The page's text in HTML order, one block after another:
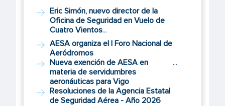
Eric Simón, nuevo director de la
Oficina de Seguridad en Vuelo de
Cuatro Vientos...
AESA organiza el I Foro Nacional de
Aeródromos
Nueva exención de AESA en
materia de servidumbres
aeronáuticas para Vigo
...
Resoluciones de la Agencia Estatal
de Seguridad Aérea - Año 2026